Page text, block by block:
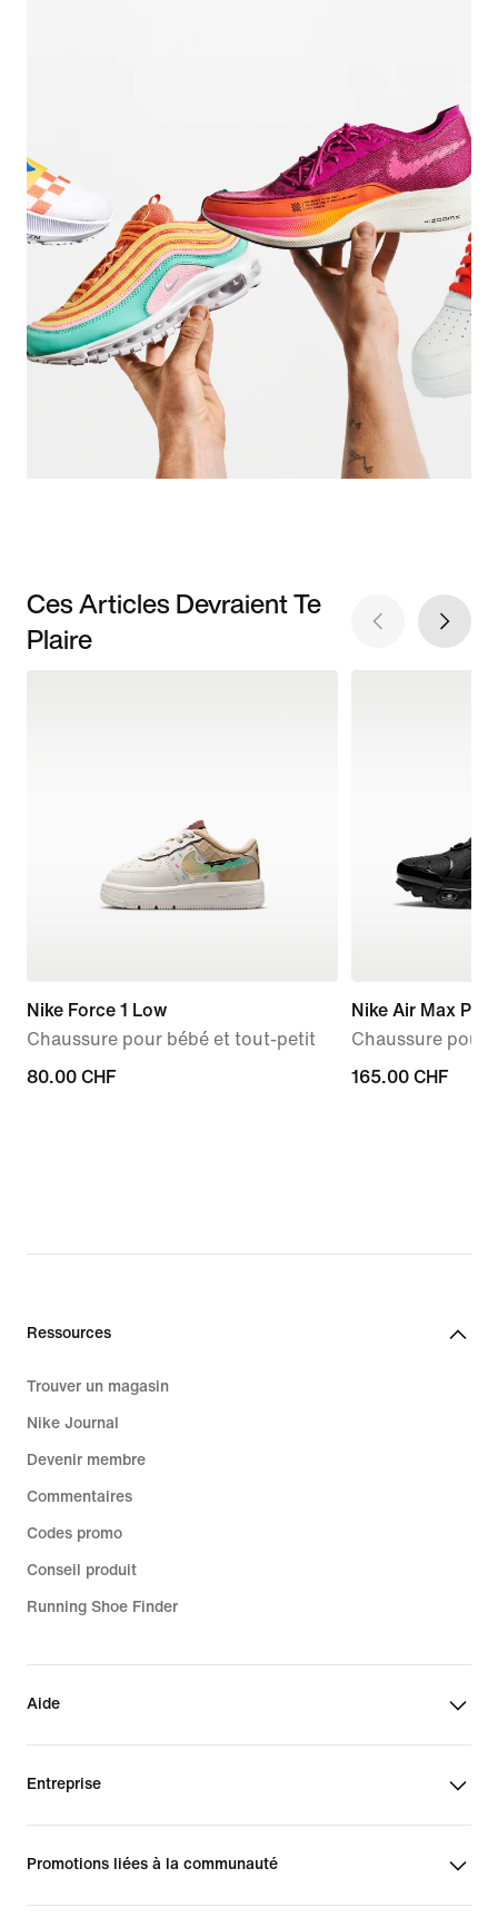
Ces Articles Devraient Te
Plaire
Nike Force 1 Low
Chaussure pour bébé et tout-petit
80.00 CHF
80.00 CHF
Nike Air Max Plus
Chaussure pour
165.00 CHF
165.00 CHF
Ressources
Trouver un magasin
Nike Journal
Devenir membre
Commentaires
Codes promo
Conseil produit
Running Shoe Finder
Aide
Entreprise
Promotions liées à la communauté